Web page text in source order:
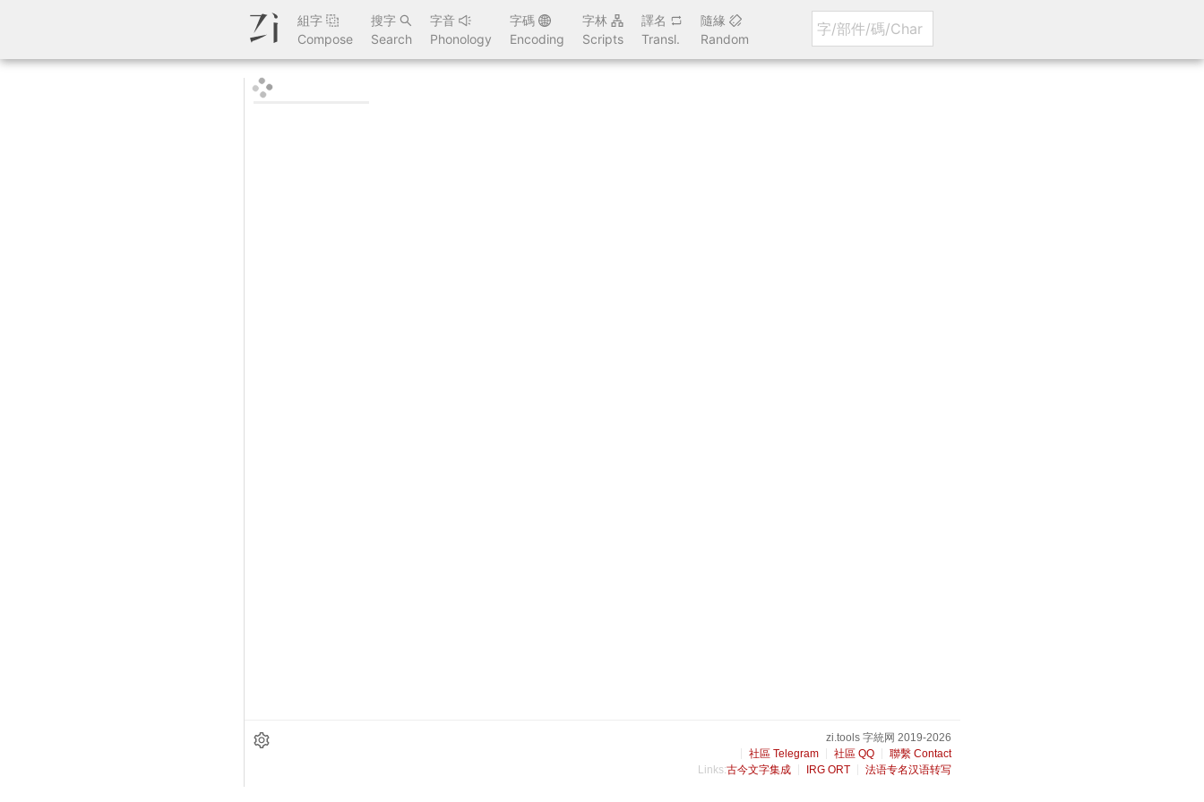
組字
Compose
搜字
Search
字音
Phonology
字碼
Encoding
字林
Scripts
譯名
Transl.
隨緣
Random
zi.tools 字統网 2019-2026
社區 Telegram
社區 QQ
聯繫 Contact
Links:古今文字集成 IRG ORT 法语专名汉语转写